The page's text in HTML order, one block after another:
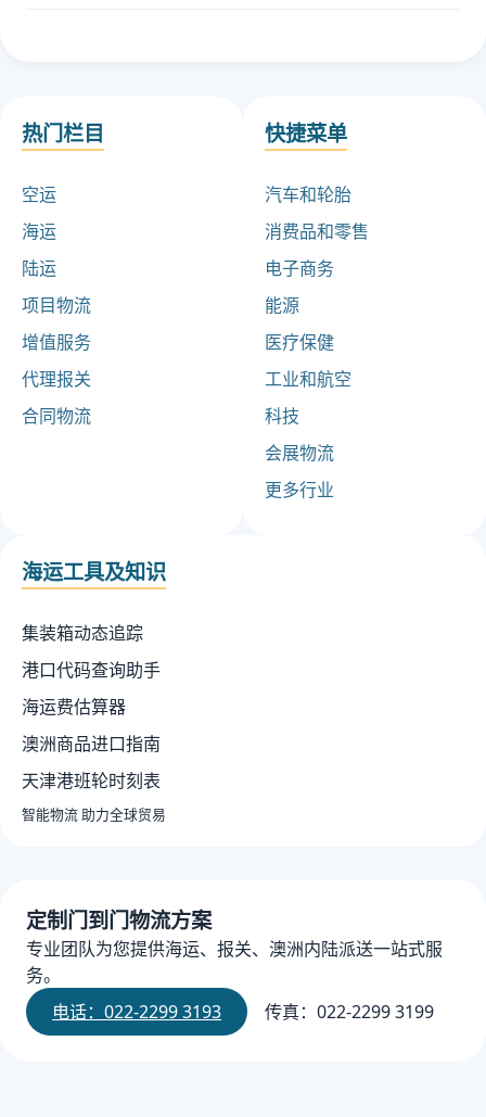
热门栏目
空运
海运
陆运
项目物流
增值服务
代理报关
合同物流
快捷菜单
汽车和轮胎
消费品和零售
电子商务
能源
医疗保健
工业和航空
科技
会展物流
更多行业
海运工具及知识
集装箱动态追踪
港口代码查询助手
海运费估算器
澳洲商品进口指南
天津港班轮时刻表
智能物流 助力全球贸易
定制门到门物流方案
专业团队为您提供海运、报关、澳洲内陆派送一站式服
务。
电话：022-2299 3193
传真：022-2299 3199